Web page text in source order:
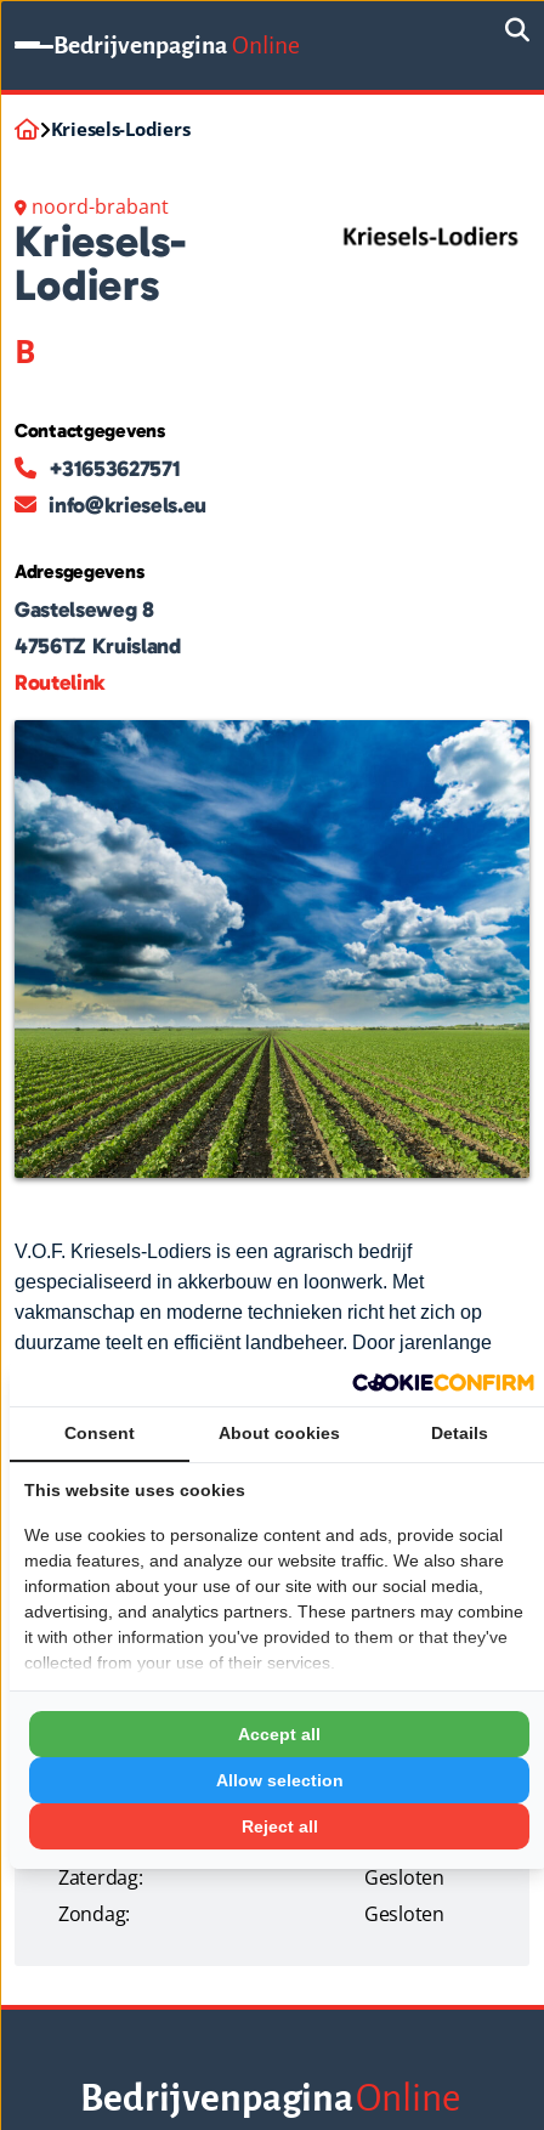
BedrijvenpaginaOnline
Kriesels-Lodiers
noord-brabant
Kriesels-
Lodiers
B
Contactgegevens
+31653627571
info@kriesels.eu
Adresgegevens
Gastelseweg 8
4756TZ Kruisland
Routelink
V.O.F. Kriesels-Lodiers is een agrarisch bedrijf
gespecialiseerd in akkerbouw en loonwerk. Met
vakmanschap en moderne technieken richt het zich op
duurzame teelt en efficiënt landbeheer. Door jarenlange
ervaring en een innovatieve aanpak levert het bedrijf
hoogwaardige gewassen en professionele agrarische
diensten aan de sector.
Wil je dat jouw bedrijf hier ook staat?
Pagina delen op:
Openingstijden
Maandag:
08:30 - 17:00
Donderdag:
08:30 - 17:00
Zaterdag:
Gesloten
Zondag:
Gesloten
BedrijvenpaginaOnline
Consent About cookies Details
This website uses cookies
We use cookies to personalize content and ads, provide social
media features, and analyze our website traffic. We also share
information about your use of our site with our social media,
advertising, and analytics partners. These partners may combine
it with other information you've provided to them or that they've
collected from your use of their services.
Reject all
Allow selection
Accept all